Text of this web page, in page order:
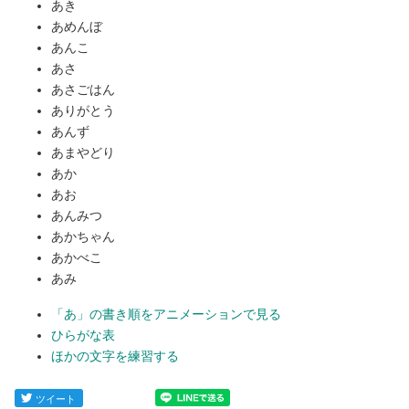
あき
あめんぼ
あんこ
あさ
あさごはん
ありがとう
あんず
あまやどり
あか
あお
あんみつ
あかちゃん
あかべこ
あみ
「あ」の書き順をアニメーションで見る
ひらがな表
ほかの文字を練習する
ツイート